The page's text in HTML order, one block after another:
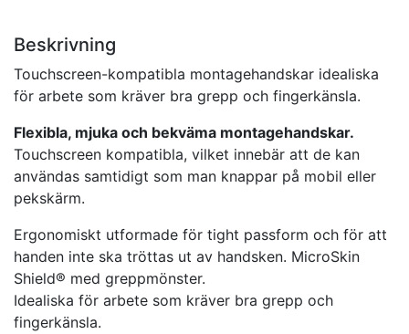
Beskrivning
Touchscreen-kompatibla montagehandskar idealiska
för arbete som kräver bra grepp och fingerkänsla.
Flexibla, mjuka och bekväma montagehandskar.
Touchscreen kompatibla, vilket innebär att de kan
användas samtidigt som man knappar på mobil eller
pekskärm.
Ergonomiskt utformade för tight passform och för att
handen inte ska tröttas ut av handsken. MicroSkin
Shield® med greppmönster.
Idealiska för arbete som kräver bra grepp och
fingerkänsla.